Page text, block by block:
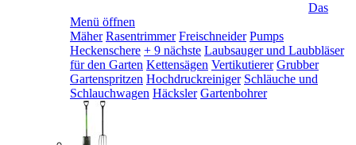
Das
Menü öffnen
Mäher Rasentrimmer Freischneider Pumps
Heckenschere + 9 nächste Laubsauger und Laubbläser
für den Garten Kettensägen Vertikutierer Grubber
Gartenspritzen Hochdruckreiniger Schläuche und
Schlauchwagen Häcksler Gartenbohrer